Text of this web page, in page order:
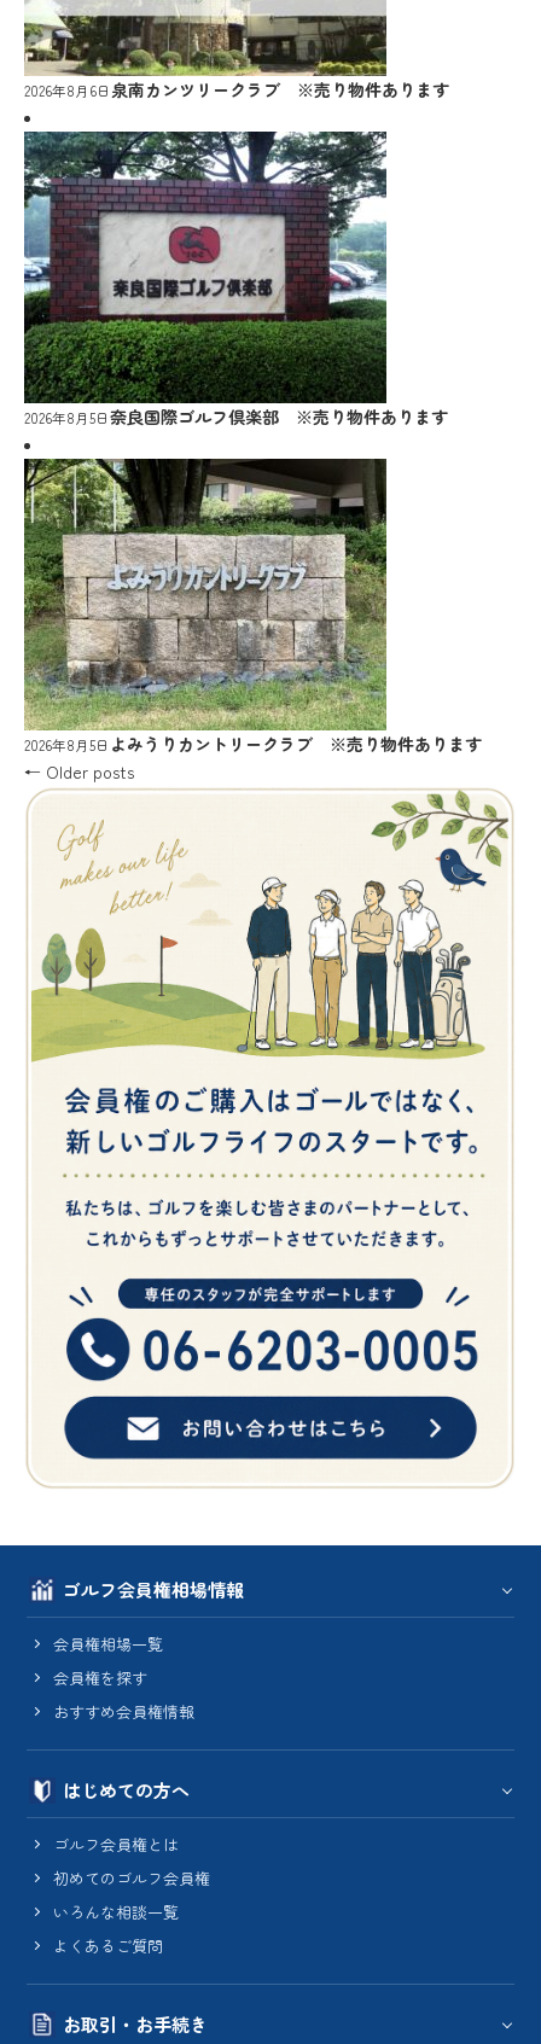
2026年8月6日 泉南カンツリークラブ ※売り物件あります
2026年8月5日奈良国際ゴルフ倶楽部 ※売り物件あります
2026年8月5日 よみうりカントリークラブ ※売り物件あります
Post navigation
← Older posts
ゴルフ会員権相場情報
会員権相場一覧
会員権を探す
おすすめ会員権情報
はじめての方へ
ゴルフ会員権とは
初めてのゴルフ会員権
いろんな相談一覧
よくあるご質問
お取引・お手続き